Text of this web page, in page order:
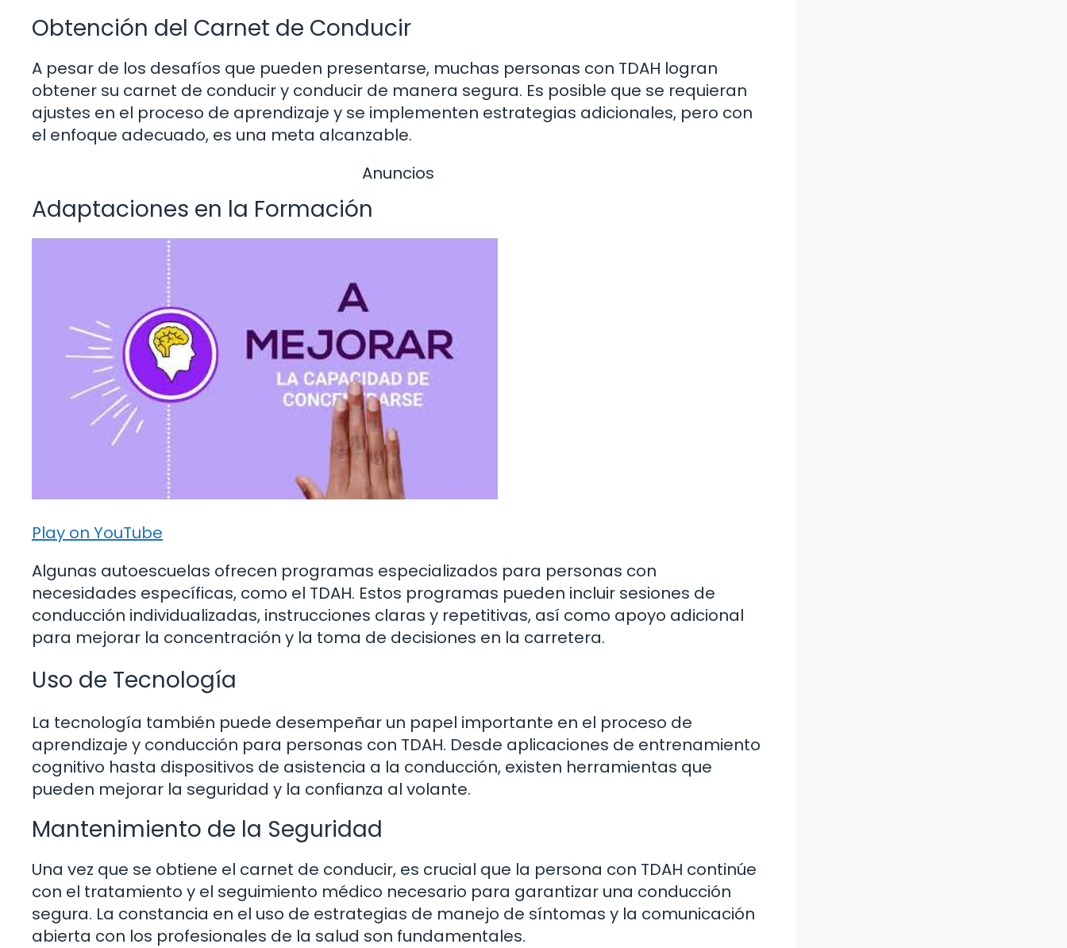
Obtención del Carnet de Conducir
A pesar de los desafíos que pueden presentarse, muchas personas con TDAH logran
obtener su carnet de conducir y conducir de manera segura. Es posible que se requieran
ajustes en el proceso de aprendizaje y se implementen estrategias adicionales, pero con
el enfoque adecuado, es una meta alcanzable.
Anuncios
Adaptaciones en la Formación
Play on YouTube
Algunas autoescuelas ofrecen programas especializados para personas con
necesidades específicas, como el TDAH. Estos programas pueden incluir sesiones de
conducción individualizadas, instrucciones claras y repetitivas, así como apoyo adicional
para mejorar la concentración y la toma de decisiones en la carretera.
Uso de Tecnología
La tecnología también puede desempeñar un papel importante en el proceso de
aprendizaje y conducción para personas con TDAH. Desde aplicaciones de entrenamiento
cognitivo hasta dispositivos de asistencia a la conducción, existen herramientas que
pueden mejorar la seguridad y la confianza al volante.
Mantenimiento de la Seguridad
Una vez que se obtiene el carnet de conducir, es crucial que la persona con TDAH continúe
con el tratamiento y el seguimiento médico necesario para garantizar una conducción
segura. La constancia en el uso de estrategias de manejo de síntomas y la comunicación
abierta con los profesionales de la salud son fundamentales.